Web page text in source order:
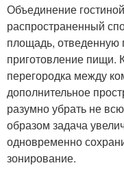
Объединение
распространенный
площадь, отведенную
приготовление пищи.
перегородка между
дополнительное
разумно убрать не
образом задача
одновременно
зонирование.